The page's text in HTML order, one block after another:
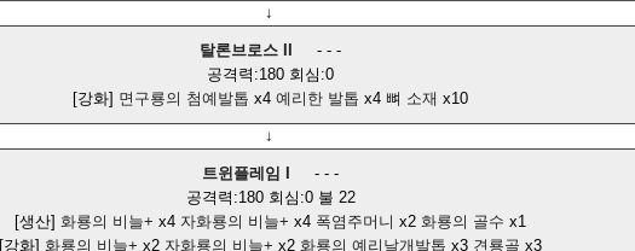
↓
탈론브로스 II
- - -
공격력:180 회심:0
[강화] 면구룡의 첨예발톱 x4 예리한 발톱 x4 뼈 소재 x10
↓
트윈플레임 I
- - -
공격력:180 회심:0 불 22
[생산] 화룡의 비늘+ x4 자화룡의 비늘+ x4 폭염주머니 x2 화룡의 골수 x1
[강화] 화룡의 비늘+ x2 자화룡의 비늘+ x2 화룡의 예리날개발톱 x3 견룡골 x3